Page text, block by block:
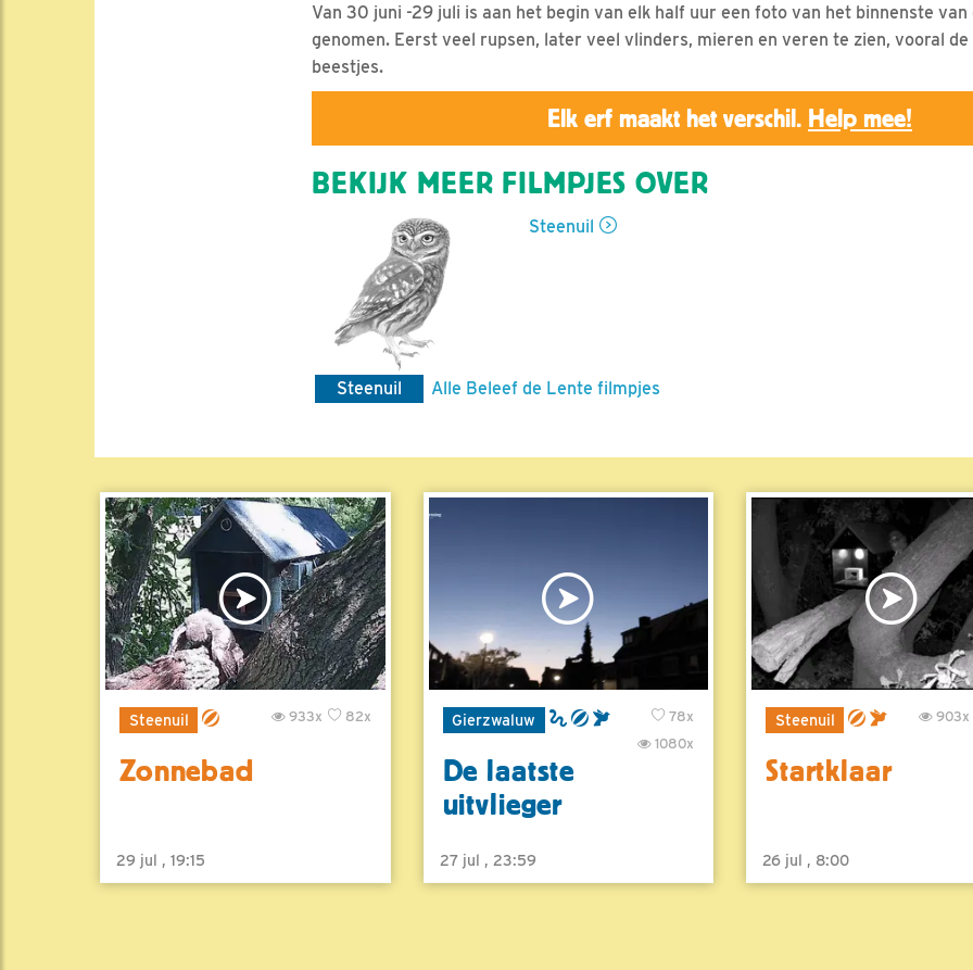
Van 30 juni -29 juli is aan het begin van elk half uur een foto van het binnenste van
genomen. Eerst veel rupsen, later veel vlinders, mieren en veren te zien, vooral
beestjes.
Elk erf maakt het verschil. Help mee!
BEKIJK MEER FILMPJES OVER
Steenuil
Steenuil Alle Beleef de Lente filmpjes
Steenuil 82x
933x
Zonnebad
29 jul , 19:15
Gierzwaluw
78x
1080x
De laatste
uitvlieger
27 jul , 23:59
Steenuil 903x
Startklaar
26 jul , 8:00